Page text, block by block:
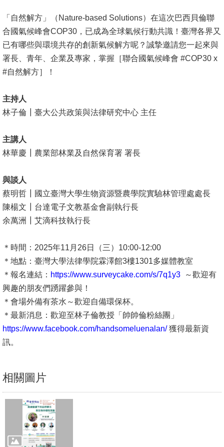
消
息
公
告
際
化
教
深
辦
法
及
件
心
輔
&
學
輔
捐
教
研
「自然解方」（Nature-based Solutions）在這次巴西貝倫聯
合國氣候峰會COP30，已成為全球氣候行動共識！臺灣各界又
已有哪些與環境共存的創新氣候解方呢？誠摯邀請您一起來與
署長、青年、企業及專家，掌握［聯合國氣候峰會 #COP30 x
#自然解方］！
主持人
林子倫┃臺大公共政策與法律研究中心 主任
主講人
林華慶┃農業部林業及自然保育署 署長
與談人
蔡明哲┃國立臺灣大學生物資源暨農學院實驗林管理處處長
陳楊文┃台達電子文教基金會副執行長
余萬洲┃艾滴科技執行長
＊時間：2025年11月26日（三）10:00-12:00
＊地點：臺灣大學法律學院霖澤館3樓1301多媒體教室
＊報名連結： https://www.surveycake.com/s/7q1y3 ～歡迎有
興趣的朋友們踴躍參與！
＊會場外備有茶水～歡迎自備環保杯。
＊最新消息：歡迎至林子倫教授「帥帥倫粉絲團」
https://www.facebook.com/handsomeluenalan/獲得最新資
訊。
相關圖片